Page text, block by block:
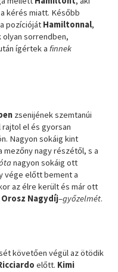
kérés miatt. Később
pozícióját Hamiltonnal,
olyan sorrendben,
ígértek afinnek
zsenijének szemtanúi
rajtol el és gyorsan
Nagyon sokáig kint
mezőny nagy részétől, s a
nagyon sokáig ott
vége előtt bement a
az élre került és már ott
Orosz Nagydíj–győzelmét.
követően végül az ötödik
előtt. Kimi